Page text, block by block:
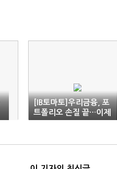
[IB토마토]우리금융, 포
트폴리오 손질 끝…이제
는 밸류업